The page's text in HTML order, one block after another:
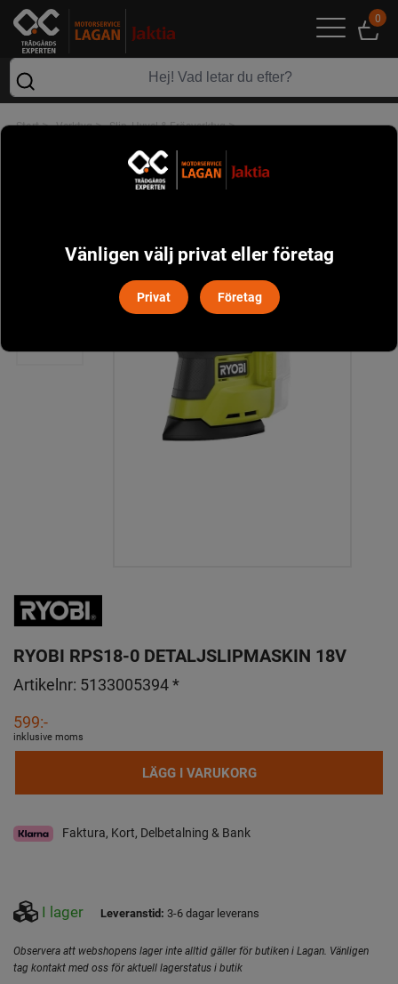
0
Start> Verktyg> Slip, Hyvel & Fräsverktyg>
RYOBI RPS18-0 DETALJSLIPMASKIN 18V
Artikelnr: 5133005394 *
599:-
inklusive moms
LÄGG I VARUKORG
Faktura, Kort, Delbetalning & Bank
I lager Leveranstid: 3-6 dagar leverans
Observera att webshopens lager inte alltid gäller för butiken i Lagan. Vänligen
tag kontakt med oss för aktuell lagerstatus i butik
Vänligen välj privat eller företag
Privat Företag